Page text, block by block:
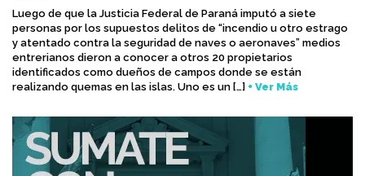
Luego de que la Justicia Federal de Paraná imputó a siete
personas por los supuestos delitos de “incendio u otro estrago
y atentado contra la seguridad de naves o aeronaves” medios
entrerianos dieron a conocer a otros 20 propietarios
identificados como dueños de campos donde se están
realizando quemas en las islas. Uno es un […] + Ver Más